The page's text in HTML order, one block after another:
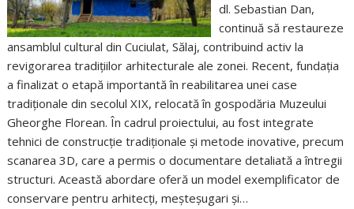
dl. Sebastian Dan,
continuă să restaureze
ansamblul cultural din Cuciulat, Sălaj, contribuind activ la
revigorarea tradițiilor arhitecturale ale zonei. Recent, fundația
a finalizat o etapă importantă în reabilitarea unei case
tradiționale din secolul XIX, relocată în gospodăria Muzeului
Gheorghe Florean. În cadrul proiectului, au fost integrate
tehnici de construcție tradiționale și metode inovative, precum
scanarea 3D, care a permis o documentare detaliată a întregii
structuri. Această abordare oferă un model exemplificator de
conservare pentru arhitecți, meșteșugari și…